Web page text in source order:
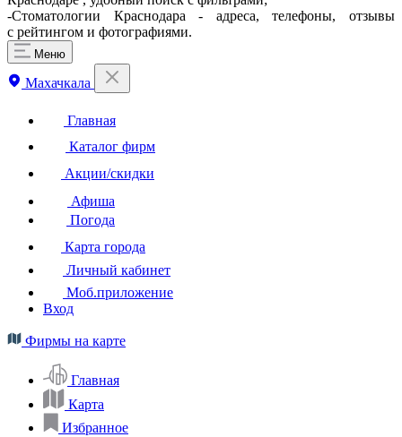
-Стоматологии Краснодара - адреса, телефоны, отзывы
с рейтингом и фотографиями.
Меню
Махачкала
Главная
Каталог фирм
Акции/скидки
Афиша
Погода
Карта города
Личный кабинет
Моб.приложение
Вход
Фирмы на карте
Главная
Карта
Избранное